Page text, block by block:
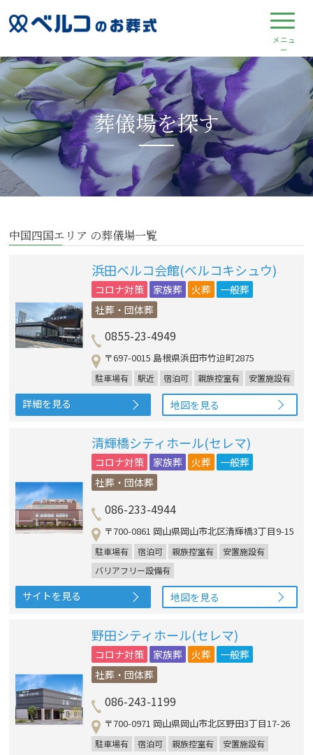
葬儀場を探す
中国四国エリア の葬儀場一覧
浜田ベルコ会館(ベルコキシュウ)
コロナ対策 家族葬 火葬
一般葬
社葬・団体葬
0855-23-4949
〒697-0015 島根県浜田市竹迫町2875
駐車場有 駅近 宿泊可 親族控室有 安置施設有
詳細を見る 地図を見る
清輝橋シティホール(セレマ)
コロナ対策 家族葬 火葬
一般葬
社葬・団体葬
086-233-4944
〒700-0861 岡山県岡山市北区清輝橋3丁目9-15
駐車場有 宿泊可 親族控室有
安置施設有
バリアフリー設備有
サイトを見る 地図を見る
野田シティホール(セレマ)
コロナ対策 家族葬 火葬
一般葬
社葬・団体葬
086-243-1199
〒700-0971 岡山県岡山市北区野田3丁目17-26
駐車場有 宿泊可 親族控室有
安置施設有